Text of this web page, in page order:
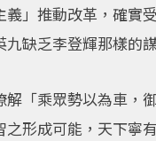
」推動改革，確實
缺乏李登輝那樣的
「乘眾勢以為車，
形成可能，天下寧